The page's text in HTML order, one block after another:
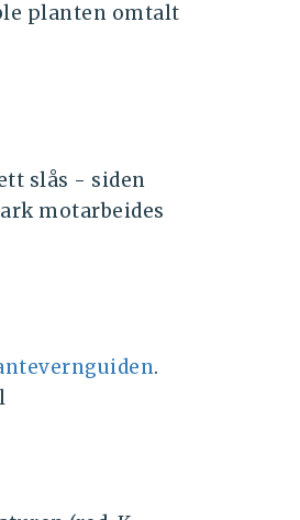
planten omtalt
slås - siden
motarbeides
.